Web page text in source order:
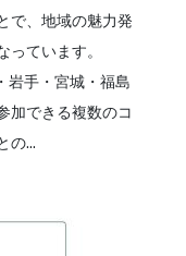
で、地域の魅力発
ています。
岩手・宮城・福島
加できる複数のコ
の...